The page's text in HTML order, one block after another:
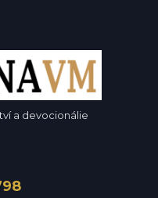
a devocionálie